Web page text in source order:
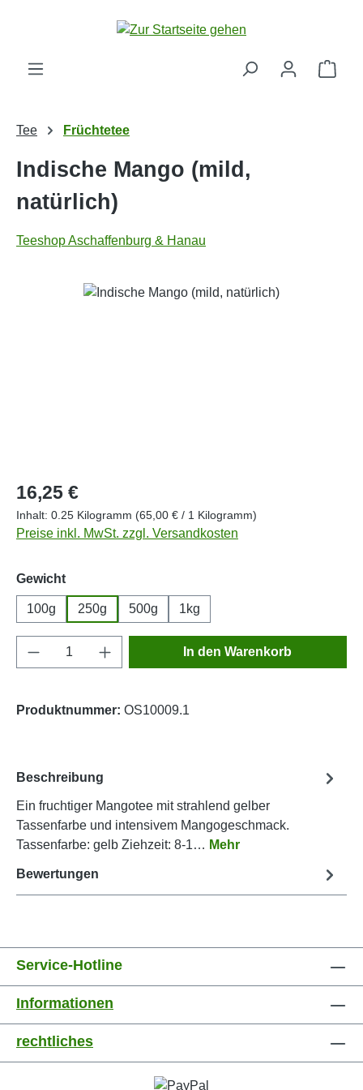
Zum Hauptinhalt springen
Tee Früchtetee
Indische Mango (mild,
natürlich)
Teeshop Aschaffenburg & Hanau
Bildergalerie überspringen
Regulärer Preis:
16,25 €
Inhalt: 0.25 Kilogramm (65,00 € / 1 Kilogramm)
Preise inkl. MwSt. zzgl. Versandkosten
Gewichtauswählen
100g 250g 500g 1kg
Produkt Anzahl: Gib den gewünschten
In den Warenkorb
Produktnummer: OS10009.1
Beschreibung
Ein fruchtiger Mangotee mit strahlend gelber
Tassenfarbe und intensivem Mangogeschmack.
Tassenfarbe: gelb Ziehzeit: 8-1… Mehr
Bewertungen
Service-Hotline
Informationen
rechtliches